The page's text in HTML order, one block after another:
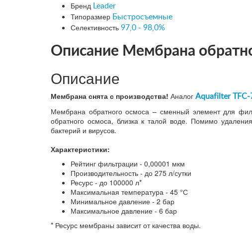
Бренд Leader
Типоразмер Быстросъемные
Селективность 97,0 - 98,0%
Описание Мембрана
Описание
Мембрана снята с производства! Аналог Aquafilter TFC-
Мембрана обратного осмоса – сменный элемент для
обратного осмоса, близка к талой воде. Помимо
бактерий и вирусов.
Характеристики:
Рейтинг фильтрации - 0,00001 мкм
Производительность - до 275 л/сутки
Ресурс - до 100000 л*
Максимальная температура - 45 °С
Минимальное давление - 2 бар
Максимальное давление - 6 бар
* Ресурс мембраны зависит от качества воды.